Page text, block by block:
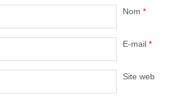
Nom *
E-mail *
Site web